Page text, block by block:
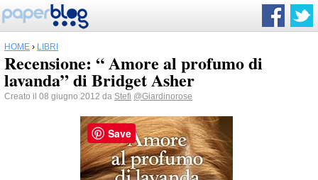
HOME › LIBRI
Recensione: “ Amore al profumo di
lavanda” di Bridget Asher
Creato il 08 giugno 2012 da Stefi @Giardinorose
Save